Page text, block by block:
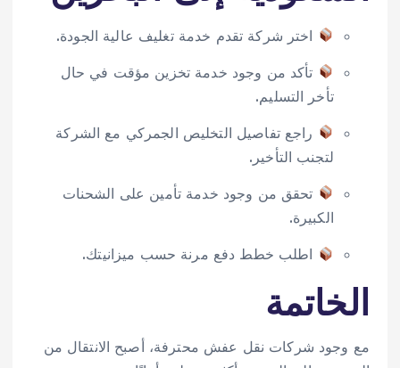
اختر شركة تقدم خدمة تغليف عالية الجودة.
تأكد من وجود خدمة تخزين مؤقت في حال
تأخر التسليم.
راجع تفاصيل التخليص الجمركي مع الشركة
لتجنب التأخير.
تحقق من وجود خدمة تأمين على الشحنات
الكبيرة.
اطلب خطط دفع مرنة حسب ميزانيتك.
الخاتمة
مع وجود شركات نقل عفش محترفة، أصبح الانتقال من